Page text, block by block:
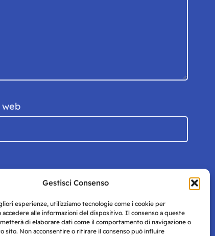
Gestisci Consenso
esperienze, utilizziamo tecnologie come i cookie per
alle informazioni del dispositivo. Il consenso a queste
di elaborare dati come il comportamento di navigazione o
sito. Non acconsentire o ritirare il consenso può influire
web